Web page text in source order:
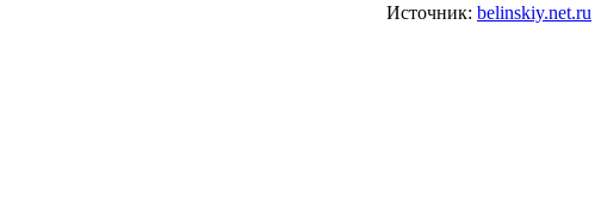
Источник: belinskiy.net.ru